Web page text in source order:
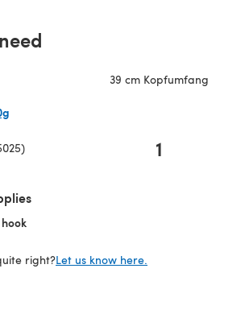
39 cm Kopfumfang
1
right?Let us know here.